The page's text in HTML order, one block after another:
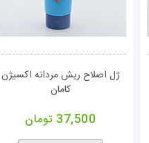
ژل اصلاح ریش مردانه اکسیژن
کامان
37,500 تومان